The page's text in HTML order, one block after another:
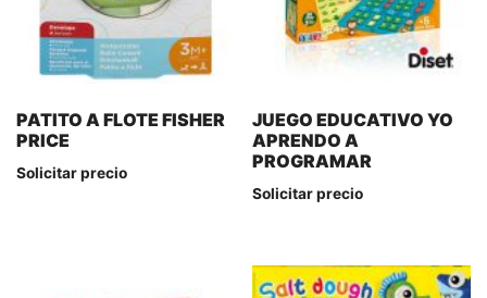
PATITO A FLOTE FISHER
PRICE
Solicitar precio
JUEGO EDUCATIVO YO
APRENDO A
PROGRAMAR
Solicitar precio